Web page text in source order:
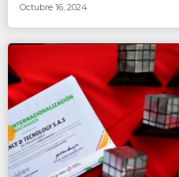
Octubre 16, 2024
SABER MÁS